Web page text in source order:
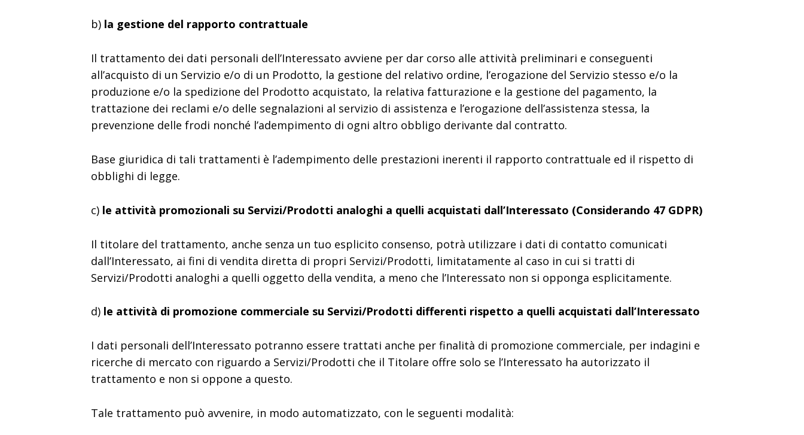
b) la gestione del rapporto contrattuale
Il trattamento dei dati personali dell’Interessato avviene per dar corso alle attività preliminari e conseguenti
all’acquisto di un Servizio e/o di un Prodotto, la gestione del relativo ordine, l’erogazione del Servizio stesso e/o la
produzione e/o la spedizione del Prodotto acquistato, la relativa fatturazione e la gestione del pagamento, la
trattazione dei reclami e/o delle segnalazioni al servizio di assistenza e l’erogazione dell’assistenza stessa, la
prevenzione delle frodi nonché l’adempimento di ogni altro obbligo derivante dal contratto.
Base giuridica di tali trattamenti è l’adempimento delle prestazioni inerenti il rapporto contrattuale ed il rispetto di
obblighi di legge.
c) le attività promozionali su Servizi/Prodotti analoghi a quelli acquistati dall’Interessato (Considerando 47 GDPR)
Il titolare del trattamento, anche senza un tuo esplicito consenso, potrà utilizzare i dati di contatto comunicati
dall’Interessato, ai fini di vendita diretta di propri Servizi/Prodotti, limitatamente al caso in cui si tratti di
Servizi/Prodotti analoghi a quelli oggetto della vendita, a meno che l’Interessato non si opponga esplicitamente.
d) le attività di promozione commerciale su Servizi/Prodotti differenti rispetto a quelli acquistati dall’Interessato
I dati personali dell’Interessato potranno essere trattati anche per finalità di promozione commerciale, per indagini e
ricerche di mercato con riguardo a Servizi/Prodotti che il Titolare offre solo se l’Interessato ha autorizzato il
trattamento e non si oppone a questo.
Tale trattamento può avvenire, in modo automatizzato, con le seguenti modalità: